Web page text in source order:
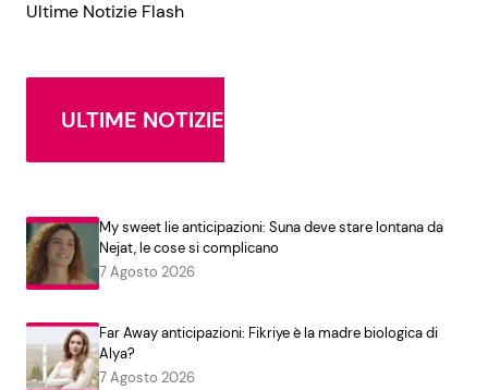
Ultime Notizie Flash
ULTIME NOTIZIE
My sweet lie anticipazioni: Suna deve stare lontana da
Nejat, le cose si complicano
7 Agosto 2026
Far Away anticipazioni: Fikriye è la madre biologica di
Alya?
7 Agosto 2026